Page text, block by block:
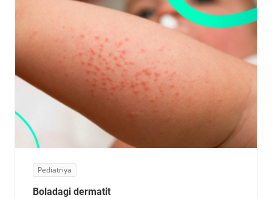
Pediatriya
Boladagi dermatit